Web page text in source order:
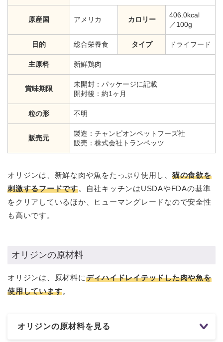
原産国 アメリカ カロリー
406.0kcal
／100g
目的 総合栄養食 タイプ ドライフード
主原料 新鮮鶏肉
賞味期限
未開封：パッケージに記載
開封後：約1ヶ月
粒の形 不明
販売元
製造：チャンピオンペットフーズ社
販売：株式会社トランペッツ
オリジンは、新鮮な肉や魚をたっぷり使用し、 猫の食欲を
刺激するフードです。自社キッチンはUSDAやFDAの基準
をクリアしているほか、ヒューマングレードなので安全性
も高いです。
オリジンの原材料
オリジンは、原材料にディハイドレイテッドした肉や魚を
使用しています。
オリジンの原材料を見る